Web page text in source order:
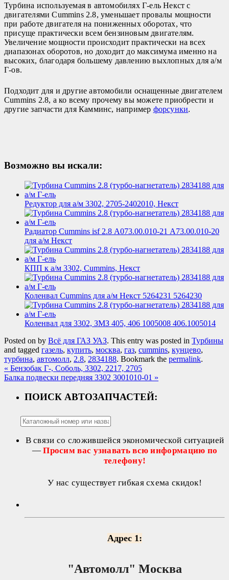
Турбина используемая в автомобилях Г-ель Некст с
двигателями Cummins 2.8, уменьшает провалы мощности
при работе двигателя на пониженных оборотах, что
присуще практически всем бензиновым двигателям.
Увеличение мощности происходит практически на всех
диапазонах оборотов, но доходит до максимума именно на
высоких, благодаря большему давлению выхлопных для а/м
Г-ов.
Подходит для и другие автомобили оснащенные двигателем
Cummins 2.8, а ко всему прочему вы можете приобрести и
другие запчасти для Камминс, например форсунки.
Возможно вы искали:
Редуктор для а/м 3302, 2705-2402010, Некст
Радиатор Cummins isf 2.8 А073.00.010-21 А73.00.010-20
для а/м Некст
КПП к а/м 3302, Cummins, Некст
Коленвал Cummins для а/м Некст 5264231 5264230
Коленвал для 3302, ЗМЗ 405, 406 1005008 406.1005014
Posted on by Всё для ГАЗ УАЗ. This entry was posted in Турбины
and tagged газель, купить, москва, газ, cummins, кунцево,
турбина, автомолл, 2.8, 2834188. Bookmark the permalink.
« Бензобак Г-, Соболь, 3302, 2217, 2705
Балка подвески передняя 3302 3001010-01 »
ПОИСК АВТОЗАПЧАСТЕЙ:
В связи со сложившейся экономической ситуацией
—Просим вас узнавать всю информацию по
телефону!
У нас существует гибкая схема скидок!
Адрес 1:
"Автомолл" Москва